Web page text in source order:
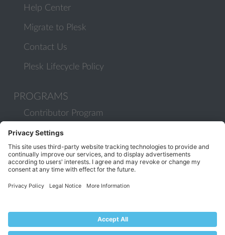
Help Center
Migrate to Plesk
Contact Us
Plesk Lifecycle Policy
PROGRAMS
Contributor Program
Partner Program
COMMUNITY